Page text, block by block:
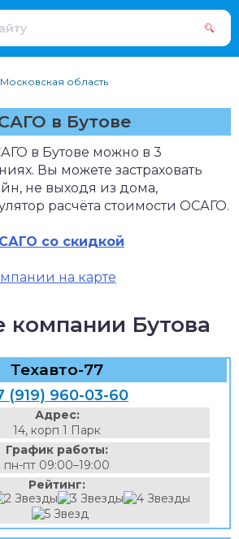
область
в Бутове
в Бутове можно в 3
Вы можете застраховать
не выходя из дома,
расчёта стоимости ОСАГО.
со скидкой
на карте
компании Бутова
Техавто-77
(919) 960-03-60
Адрес:
14, корп 1 Парк
График работы:
пн-пт 09:00–19:00
Рейтинг: